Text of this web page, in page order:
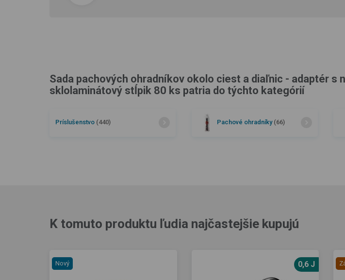
Sada pachových ohradníkov okolo ciest a diaľnic - adaptér s
sklolaminátový stĺpik 80 ks patria do týchto kategórií
Príslušenstvo (440) Pachové ohradníky (66)
K tomuto produktu ľudia najčastejšie kupujú
Nový 0,6 J